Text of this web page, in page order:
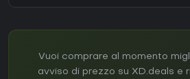
Vuoi comprare al momento
avviso di prezzo su XD.deals e